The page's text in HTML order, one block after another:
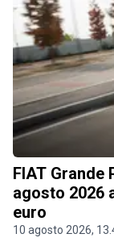
FIAT Grande
agosto 2026
euro
10 agosto 2026,